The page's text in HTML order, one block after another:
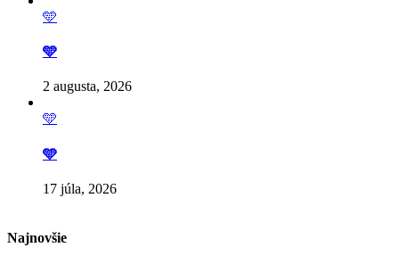
🩵
🩵
2 augusta, 2026
🩵
🩵
17 júla, 2026
Najnovšie